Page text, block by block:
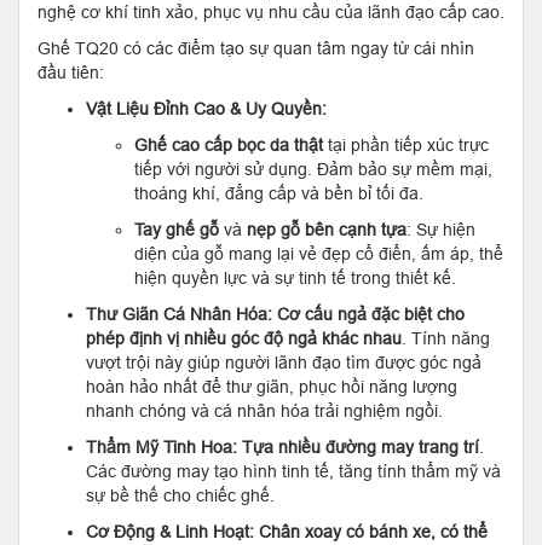
nghệ cơ khí tinh xảo, phục vụ nhu cầu của lãnh đạo cấp cao.
Ghế TQ20 có các điểm tạo sự quan tâm ngay từ cái nhìn
đầu tiên:
Vật Liệu Đỉnh Cao & Uy Quyền:
Ghế cao cấp bọc da thậttại phần tiếp xúc trực
tiếp với người sử dụng. Đảm bảo sự mềm mại,
thoáng khí, đẳng cấp và bền bỉ tối đa.
Tay ghế gỗ và nẹp gỗ bên cạnh tựa: Sự hiện
diện của gỗ mang lại vẻ đẹp cổ điển, ấm áp, thể
hiện quyền lực và sự tinh tế trong thiết kế.
Thư Giãn Cá Nhân Hóa: Cơ cấu ngả đặc biệt cho
phép định vị nhiều góc độ ngả khác nhau. Tính năng
vượt trội này giúp người lãnh đạo tìm được góc ngả
hoàn hảo nhất để thư giãn, phục hồi năng lượng
nhanh chóng và cá nhân hóa trải nghiệm ngồi.
Thẩm Mỹ Tinh Hoa: Tựa nhiều đường may trang trí.
Các đường may tạo hình tinh tế, tăng tính thẩm mỹ và
sự bề thế cho chiếc ghế.
Cơ Động & Linh Hoạt: Chân xoay có bánh xe, có thể